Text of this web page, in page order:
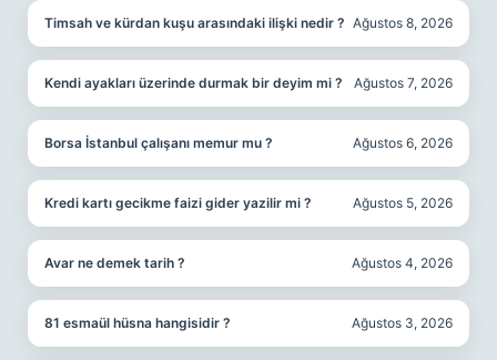
Timsah ve kürdan kuşu arasındaki ilişki nedir ? Ağustos 8, 2026
Kendi ayakları üzerinde durmak bir deyim mi ? Ağustos 7, 2026
Borsa İstanbul çalışanı memur mu ? Ağustos 6, 2026
Kredi kartı gecikme faizi gider yazilir mi ? Ağustos 5, 2026
Avar ne demek tarih ? Ağustos 4, 2026
81 esmaül hüsna hangisidir ? Ağustos 3, 2026